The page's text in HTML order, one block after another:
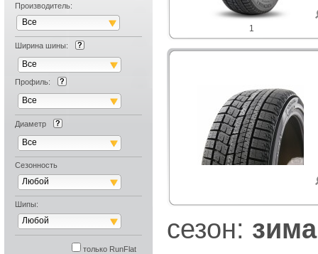
Производитель:
Все
Ширина шины:
Все
Профиль:
Все
Диаметр
Все
Сезонность
Любой
Шипы:
Любой
только RunFlat
1
cезон: зима